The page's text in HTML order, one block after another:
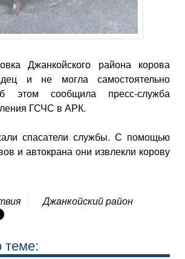
Джанкойского района корова
и не могла самостоятельно
этом сообщила пресс-служба
ГСЧС в АРК.
спасатели службы. С помощью
и автокрана они извлекли корову
Джанкойский район
теме: